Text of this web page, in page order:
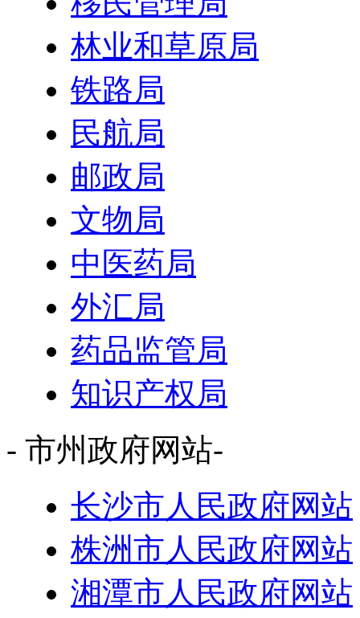
林业和草原局
铁路局
民航局
邮政局
文物局
中医药局
外汇局
药品监管局
知识产权局
- 市州政府网站-
长沙市人民政府网站
株洲市人民政府网站
湘潭市人民政府网站